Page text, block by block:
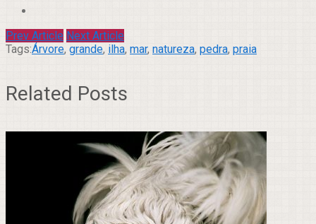
Prev Article Next Article
Tags:Árvore, grande, ilha, mar, natureza, pedra, praia
Related Posts